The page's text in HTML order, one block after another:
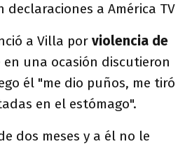
declaraciones a América TV
a Villa por violencia de
en una ocasión discutieron
él "me dio puños, me tiró
en el estómago".
dos meses y a él no le